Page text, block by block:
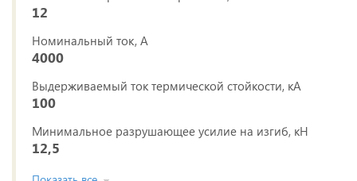
12
Номинальный ток, А
4000
Выдерживаемый ток термической стойкости, кА
100
Минимальное разрушающее усилие на изгиб, кН
12,5